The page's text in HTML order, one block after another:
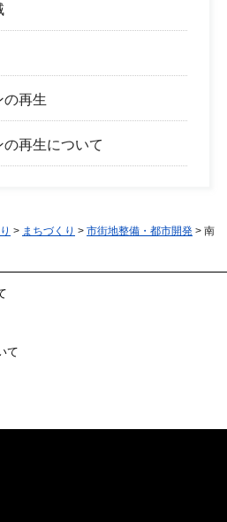
の再生
再生について
> まちづくり > 市街地整備・都市開発 > 南
て